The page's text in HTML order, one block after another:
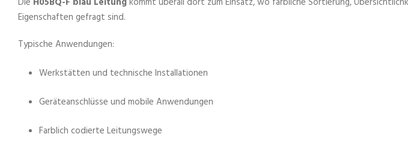
Eigenschaften gefragt sind.
Typische Anwendungen:
Werkstätten und technische Installationen
Geräteanschlüsse und mobile Anwendungen
Farblich codierte Leitungswege